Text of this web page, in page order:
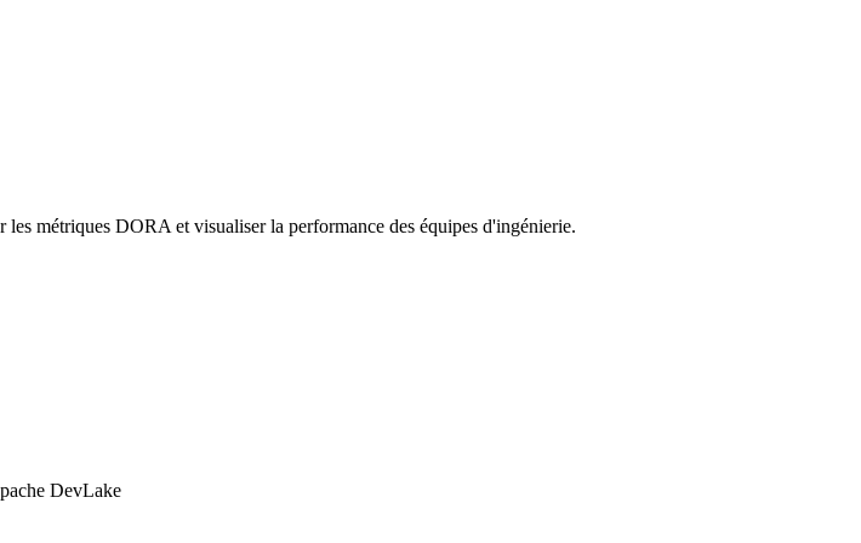
métriques DORA et visualiser la performance des équipes d'ingénierie.